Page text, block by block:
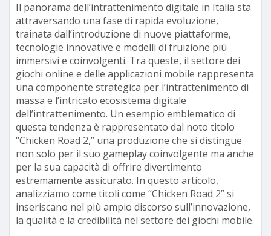
Il panorama dell’intrattenimento digitale in Italia sta
attraversando una fase di rapida evoluzione,
trainata dall’introduzione di nuove piattaforme,
tecnologie innovative e modelli di fruizione più
immersivi e coinvolgenti. Tra queste, il settore dei
giochi online e delle applicazioni mobile rappresenta
una componente strategica per l’intrattenimento di
massa e l’intricato ecosistema digitale
dell’intrattenimento. Un esempio emblematico di
questa tendenza è rappresentato dal noto titolo
“Chicken Road 2,” una produzione che si distingue
non solo per il suo gameplay coinvolgente ma anche
per la sua capacità di offrire divertimento
estremamente assicurato. In questo articolo,
analizziamo come titoli come “Chicken Road 2” si
inseriscano nel più ampio discorso sull’innovazione,
la qualità e la credibilità nel settore dei giochi mobile.